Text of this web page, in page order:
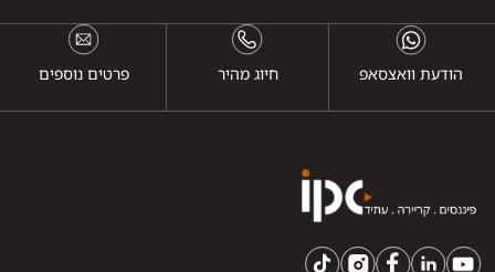
הודעת וואצסאפ חיוג מהיר פרטים נוספים